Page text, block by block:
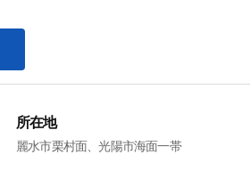
所在地
麗水市栗村面、光陽市海面一帯